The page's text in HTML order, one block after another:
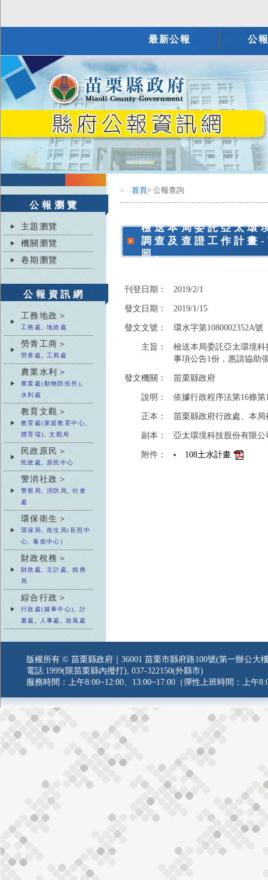
最新公報 公
:::
公報瀏覽
主題瀏覽
機關瀏覽
卷期瀏覽
公報資訊網
工務地政＞
工務處, 地政處
勞青工商＞
勞青處, 工商處
農業水利＞
農業處(動物防疫所),
水利處
教育文觀＞
教育處(家庭教育中心,
體育場), 文觀局
民政原民＞
民政處, 原民中心
警消社政＞
警察局, 消防局, 社會
處
環保衛生＞
環保局, 衛生局(長照中
心, 毒衛中心)
財政稅務＞
財政處, 主計處, 稅務
局
綜合行政＞
行政處(媒事中心), 計
畫處, 人事處, 政風處
::: 首頁> 公報查詢
檢送本局委託亞太環
調查及查證工作計畫
照。
刊登日期：
2019/2/1
發文日期：
2019/1/15
發文文號：
環水字第1080002352A號
主旨：
檢送本局委託亞太環境
事項公告1份，惠請協助
發文機關：
苗栗縣政府
說明：
依據行政程序法第16條
正本：
苗栗縣政府行政處、本局
副本：
亞太環境科技股份有限
附件：
108土水計畫
版權所有 © 苗栗縣政府｜36001 苗栗市縣府路100號(第一辦公大
電話:1999(限苗栗縣內撥打), 037-322150(外縣市)
服務時間：上午8:00~12:00、13:00~17:00（彈性上班時間：上午